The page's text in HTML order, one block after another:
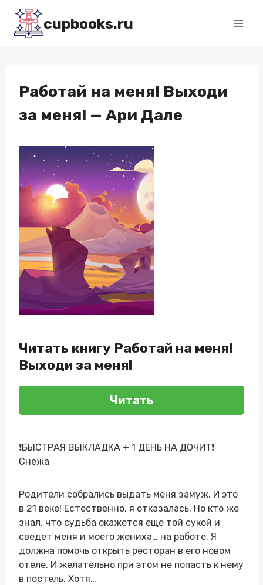
Перейти
содержимому
cupbooks.ru
Работай на меня! Выходи
за меня! — Ари Дале
Читать книгу Работай на меня!
Выходи за меня!
Читать
❗️БЫСТРАЯ ВЫКЛАДКА + 1 ДЕНЬ НА ДОЧИТ❗️
Снежа
Родители собрались выдать меня замуж. И это
в 21 веке! Естественно, я отказалась. Но кто же
знал, что судьба окажется еще той сукой и
сведет меня и моего жениха… на работе. Я
должна помочь открыть ресторан в его новом
отеле. И желательно при этом не попасть к нему
в постель. Хотя…